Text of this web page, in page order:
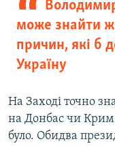
може знайти
причин, які б
Україну
На Заході точно
на Донбас чи Крим
було. Обидва